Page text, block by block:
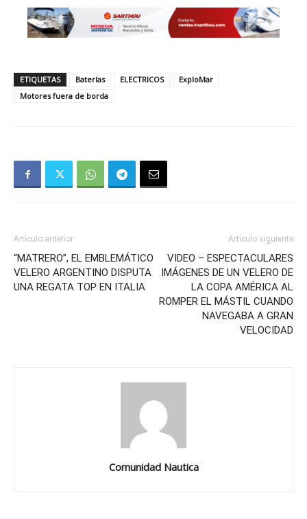
ETIQUETAS Baterías ELECTRICOS
ExploMar
Motores fuera de borda
Artículo anterior
“MATRERO”, EL EMBLEMÁTICO
VELERO ARGENTINO DISPUTA
UNA REGATA TOP EN ITALIA
Artículo siguiente
VIDEO – ESPECTACULARES
IMÁGENES DE UN VELERO DE
LA COPA AMÉRICA AL
ROMPER EL MÁSTIL CUANDO
NAVEGABA A GRAN
VELOCIDAD
Comunidad Nautica